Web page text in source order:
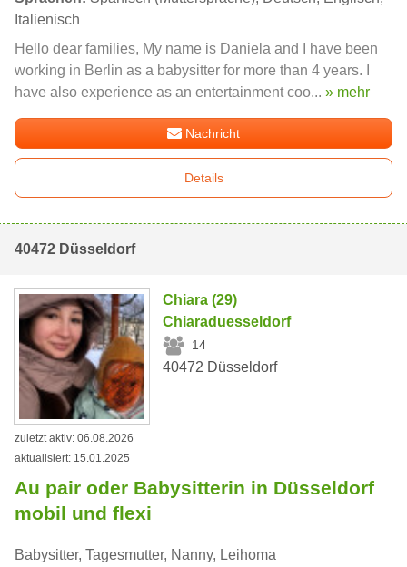
Italienisch
Hello dear families, My name is Daniela and I have been
working in Berlin as a babysitter for more than 4 years. I
have also experience as an entertainment coo... » mehr
Nachricht
Details
40472 Düsseldorf
Chiara (29)
Chiaraduesseldorf
14
40472 Düsseldorf
zuletzt aktiv: 06.08.2026
aktualisiert: 15.01.2025
Au pair oder Babysitterin in Düsseldorf
mobil und flexi
Babysitter, Tagesmutter, Nanny, Leihoma